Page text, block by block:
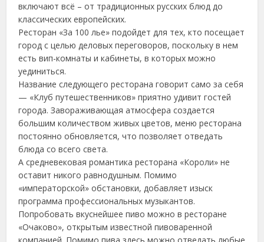
включают всё – от традиционных русских блюд до
классических европейских.
Ресторан «За 100 лье» подойдет для тех, кто посещает
город с целью деловых переговоров, поскольку в нем
есть вип-комнаты и кабинеты, в которых можно
уединиться.
Название следующего ресторана говорит само за себя
— «Клуб путешественников» приятно удивит гостей
города. Завораживающая атмосфера создается
большим количеством живых цветов, меню ресторана
постоянно обновляется, что позволяет отведать
блюда со всего света.
А средневековая романтика ресторана «Короли» не
оставит никого равнодушным. Помимо
«императорской» обстановки, добавляет изыск
программа профессиональных музыкантов.
Попробовать вкуснейшее пиво можно в ресторане
«Очаково», открытым известной пивоваренной